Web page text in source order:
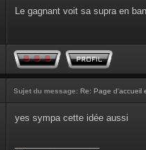
Le gagnant voit sa supra en
Sujet du message: Re: Page d'accueil
yes sympa cette idée aussi